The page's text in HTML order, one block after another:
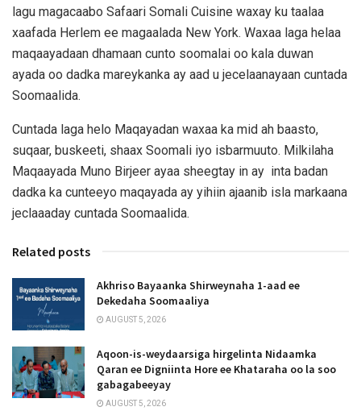
lagu magacaabo Safaari Somali Cuisine waxay ku taalaa
xaafada Herlem ee magaalada New York. Waxaa laga helaa
maqaayadaan dhamaan cunto soomalai oo kala duwan
ayada oo dadka mareykanka ay aad u jecelaanayaan cuntada
Soomaalida.
Cuntada laga helo Maqayadan waxaa ka mid ah baasto,
suqaar, buskeeti, shaax Soomali iyo isbarmuuto. Milkilaha
Maqaayada Muno Birjeer ayaa sheegtay in ay inta badan
dadka ka cunteeyo maqayada ay yihiin ajaanib isla markaana
jeclaaaday cuntada Soomaalida.
Related posts
Akhriso Bayaanka Shirweynaha 1-aad ee
Dekedaha Soomaaliya
AUGUST 5, 2026
Aqoon-is-weydaarsiga hirgelinta Nidaamka
Qaran ee Digniinta Hore ee Khataraha oo la soo
gabagabeeyay
AUGUST 5, 2026